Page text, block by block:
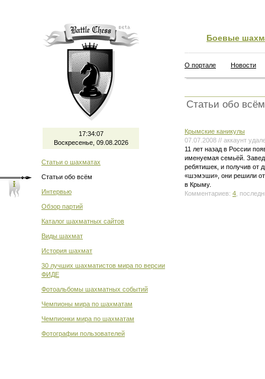
17:34:07
Воскресенье, 09.08.2026
Статьи о шахматах
Статьи обо всём
Интервью
Обзор партий
Каталог шахматных сайтов
Виды шахмат
История шахмат
30 лучших шахматистов мира по версии
ФИДЕ
Фотоальбомы шахматных событий
Чемпионы мира по шахматам
Чемпионки мира по шахматам
Фотографии пользователей
Боевые
О портале Новости
Статьи обо всём
Крымские каникулы
07.07.2008 // аккаунт
11 лет назад в России
именуемая семьёй.
ребятишек, и получив от
«шэмэши», они решили
в Крыму.
Комментариев: 4 ,